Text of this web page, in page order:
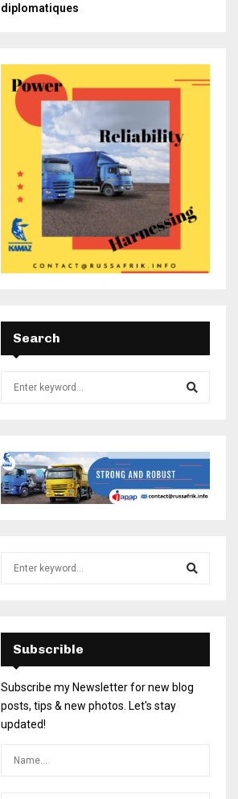
diplomatiques
Search
Subscrible
Subscribe my Newsletter for new blog
posts, tips & new photos. Let's stay
updated!